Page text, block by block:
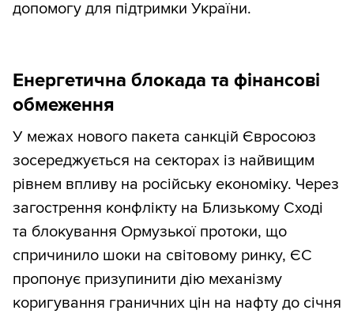
допомогу для підтримки України.
Енергетична блокада та фінансові
обмеження
У межах нового пакета санкцій Євросоюз
зосереджується на секторах із найвищим
рівнем впливу на російську економіку. Через
загострення конфлікту на Близькому Сході
та блокування Ормузької протоки, що
спричинило шоки на світовому ринку, ЄС
пропонує призупинити дію механізму
коригування граничних цін на нафту до січня